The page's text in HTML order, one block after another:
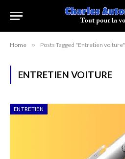
Home » Posts Tagged "Entretien voiture"
ENTRETIEN VOITURE
ENTRETIEN